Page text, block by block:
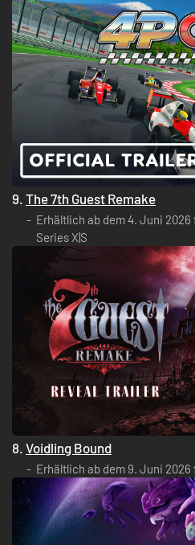
9. The 7th Guest Remake
Erhältlich ab dem 4. Juni
Series X|S
8. Voidling Bound
Erhältlich ab dem 9. Juni 2026